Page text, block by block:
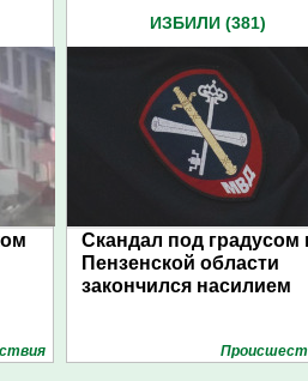
ИЗБИЛИ (381)
Скандал под градусом
Пензенской области
закончился насилием